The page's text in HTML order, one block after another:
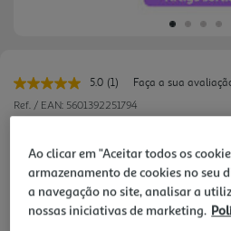
5.0 Leu
uma
avaliação.
para
a
mesma
página.
(1)
Faça a sua
Ref. / EAN: 5601392251794
1,39 €
Ao clicar em "Aceitar todos os
armazenamento de cookies no seu
a navegação no site, analisar a
nossas iniciativas de marketing.